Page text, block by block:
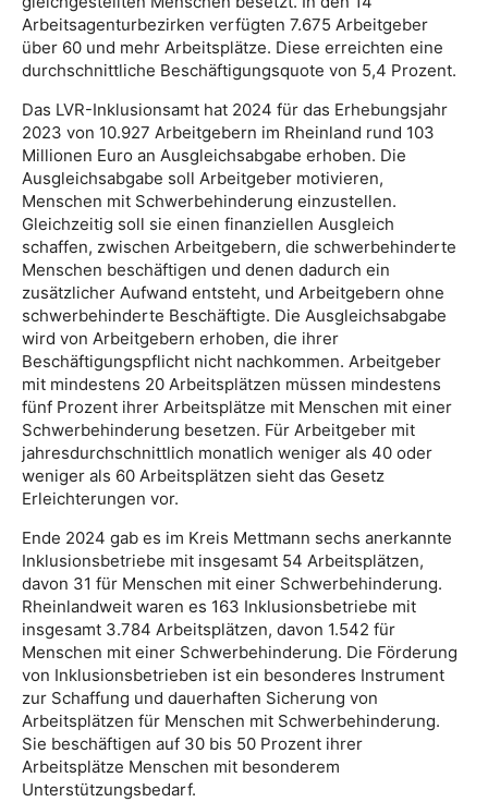
Arbeitsagenturbezirken verfügten 7.675 Arbeitgeber
über 60 und mehr Arbeitsplätze. Diese erreichten eine
durchschnittliche Beschäftigungsquote von 5,4 Prozent.
Das LVR-Inklusionsamt hat 2024 für das Erhebungsjahr
2023 von 10.927 Arbeitgebern im Rheinland rund 103
Millionen Euro an Ausgleichsabgabe erhoben. Die
Ausgleichsabgabe soll Arbeitgeber motivieren,
Menschen mit Schwerbehinderung einzustellen.
Gleichzeitig soll sie einen finanziellen Ausgleich
schaffen, zwischen Arbeitgebern, die schwerbehinderte
Menschen beschäftigen und denen dadurch ein
zusätzlicher Aufwand entsteht, und Arbeitgebern ohne
schwerbehinderte Beschäftigte. Die Ausgleichsabgabe
wird von Arbeitgebern erhoben, die ihrer
Beschäftigungspflicht nicht nachkommen. Arbeitgeber
mit mindestens 20 Arbeitsplätzen müssen mindestens
fünf Prozent ihrer Arbeitsplätze mit Menschen mit einer
Schwerbehinderung besetzen. Für Arbeitgeber mit
jahresdurchschnittlich monatlich weniger als 40 oder
weniger als 60 Arbeitsplätzen sieht das Gesetz
Erleichterungen vor.
Ende 2024 gab es im Kreis Mettmann sechs anerkannte
Inklusionsbetriebe mit insgesamt 54 Arbeitsplätzen,
davon 31 für Menschen mit einer Schwerbehinderung.
Rheinlandweit waren es 163 Inklusionsbetriebe mit
insgesamt 3.784 Arbeitsplätzen, davon 1.542 für
Menschen mit einer Schwerbehinderung. Die Förderung
von Inklusionsbetrieben ist ein besonderes Instrument
zur Schaffung und dauerhaften Sicherung von
Arbeitsplätzen für Menschen mit Schwerbehinderung.
Sie beschäftigen auf 30 bis 50 Prozent ihrer
Arbeitsplätze Menschen mit besonderem
Unterstützungsbedarf.